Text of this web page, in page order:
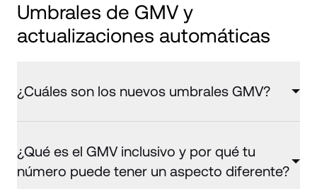
Umbrales de GMV y
actualizaciones automáticas
¿Cuáles son los nuevos umbrales GMV?
¿Qué es el GMV inclusivo y por qué tu
número puede tener un aspecto diferente?